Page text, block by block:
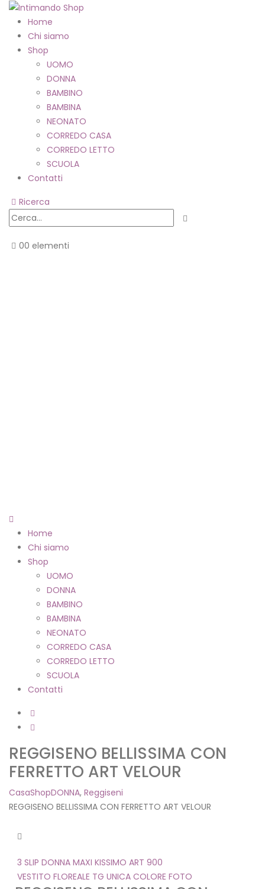
Home
Chi siamo
Shop
UOMO
DONNA
BAMBINO
BAMBINA
NEONATO
CORREDO CASA
CORREDO LETTO
SCUOLA
Contatti
Ricerca
00 elementi
Home
Chi siamo
Shop
UOMO
DONNA
BAMBINO
BAMBINA
NEONATO
CORREDO CASA
CORREDO LETTO
SCUOLA
Contatti
REGGISENO BELLISSIMA CON
FERRETTO ART VELOUR
CasaShopDONNA, Reggiseni
REGGISENO BELLISSIMA CON FERRETTO ART VELOUR
3 SLIP DONNA MAXI KISSIMO ART 900
VESTITO FLOREALE TG UNICA COLORE FOTO